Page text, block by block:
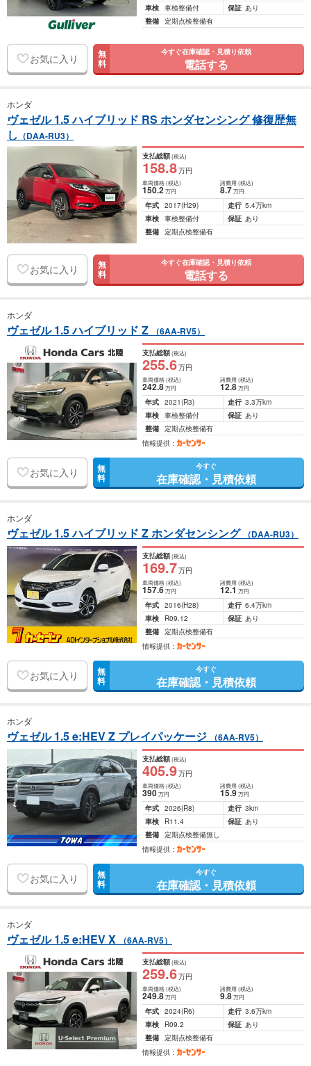
車検 車検整備付 保証 あり
整備 定期点検整備有
お気に入り 無
料
今すぐ在庫確認・見積り依頼
電話する
ホンダ
ヴェゼル 1.5 ハイブリッド RS ホンダセンシング 修復歴無
し （DAA-RU3）
支払総額(税込)
158.8万円
車両価格(税込)
150.2万円
諸費用 (税込)
8.7 万円
年式 2017(H29) 走行 5.4万km
車検 車検整備付 保証 あり
整備 定期点検整備有
お気に入り 無
料
今すぐ在庫確認・見積り依頼
電話する
ホンダ
ヴェゼル 1.5 ハイブリッド Z （6AA-RV5）
支払総額(税込)
255.6万円
車両価格(税込)
242.8万円
諸費用 (税込)
12.8 万円
年式 2021(R3) 走行 3.3万km
車検 車検整備付 保証 あり
整備 定期点検整備有
情報提供：
お気に入り 無
料
今すぐ
在庫確認・見積依頼
ホンダ
ヴェゼル 1.5 ハイブリッド Z ホンダセンシング （DAA-RU3）
支払総額(税込)
169.7万円
車両価格(税込)
157.6万円
諸費用 (税込)
12.1 万円
年式 2016(H28) 走行 6.4万km
車検
R09.12 保証 あり
整備 定期点検整備有
情報提供：
お気に入り 無
料
今すぐ
在庫確認・見積依頼
ホンダ
ヴェゼル 1.5 e:HEV Z プレイパッケージ （6AA-RV5）
支払総額(税込)
405.9万円
車両価格(税込)
390万円
諸費用 (税込)
15.9 万円
年式 2026(R8) 走行 3km
車検
R11.4 保証 あり
整備 定期点検整備無し
情報提供：
お気に入り 無
料
今すぐ
在庫確認・見積依頼
ホンダ
ヴェゼル 1.5 e:HEV X （6AA-RV5）
支払総額(税込)
259.6万円
車両価格(税込)
249.8万円
諸費用 (税込)
9.8 万円
年式 2024(R6) 走行 3.6万km
車検
R09.2 保証 あり
整備 定期点検整備有
情報提供：